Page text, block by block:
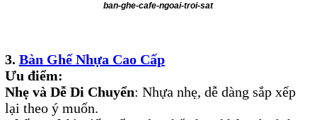
ban-ghe-cafe-ngoai-troi-sat
3. Bàn Ghế Nhựa Cao Cấp
Ưu điểm:
Nhẹ và Dễ Di Chuyển: Nhựa nhẹ, dễ dàng sắp xếp
lại theo ý muốn.